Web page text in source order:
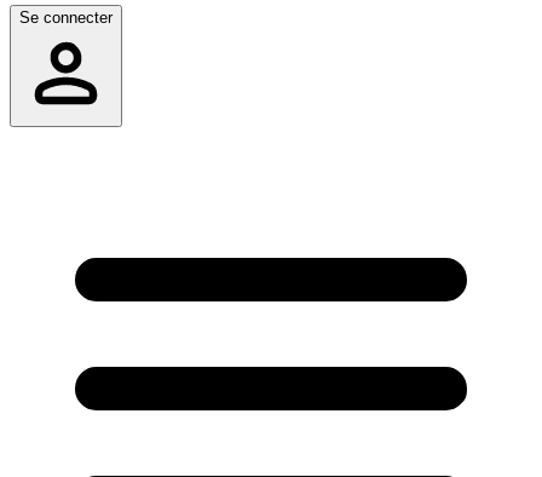
Se connecter